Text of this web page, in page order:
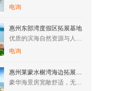
电询
惠州东部湾度假区拓展基地
优质的滨海自然资源与人文资源，让整个区域拥有了成为国际滨海旅…
电询
惠州莱蒙水榭湾海边拓展训练基地
豪华海景房宽敞舒适，无边际泳游池与海浑然一体，还有专属儿童池…